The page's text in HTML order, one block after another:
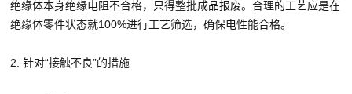
绝缘体本身绝缘电阻不合格，只得整批成品报废。合理的工艺应是在
绝缘体零件状态就100%进行工艺筛选，确保电性能合格。
2. 针对“接触不良”的措施